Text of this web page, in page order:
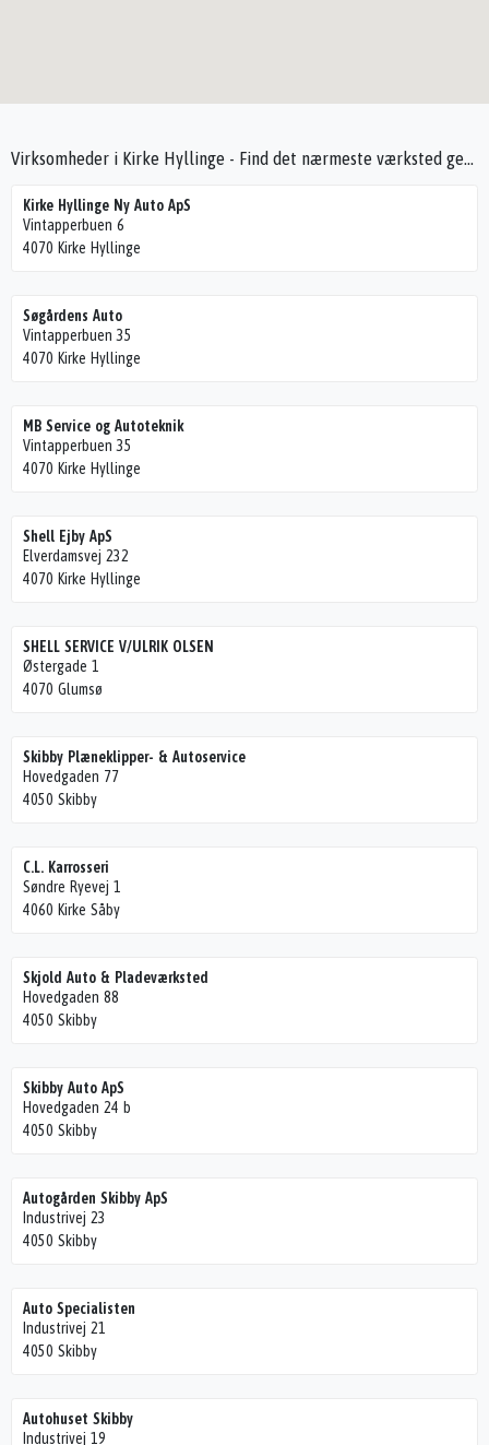
Virksomheder i Kirke Hyllinge - Find det nærmeste værksted gennem Seek4Cars
Kirke Hyllinge Ny Auto ApS
Vintapperbuen 6
4070 Kirke Hyllinge
Søgårdens Auto
Vintapperbuen 35
4070 Kirke Hyllinge
MB Service og Autoteknik
Vintapperbuen 35
4070 Kirke Hyllinge
Shell Ejby ApS
Elverdamsvej 232
4070 Kirke Hyllinge
SHELL SERVICE V/ULRIK OLSEN
Østergade 1
4070 Glumsø
Skibby Plæneklipper- & Autoservice
Hovedgaden 77
4050 Skibby
C.L. Karrosseri
Søndre Ryevej 1
4060 Kirke Såby
Skjold Auto & Pladeværksted
Hovedgaden 88
4050 Skibby
Skibby Auto ApS
Hovedgaden 24 b
4050 Skibby
Autogården Skibby ApS
Industrivej 23
4050 Skibby
Auto Specialisten
Industrivej 21
4050 Skibby
Autohuset Skibby
Industrivej 19